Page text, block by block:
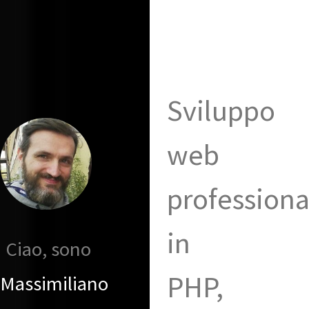
Ciao, sono
Massimiliano
Sviluppo
web
in
PHP,